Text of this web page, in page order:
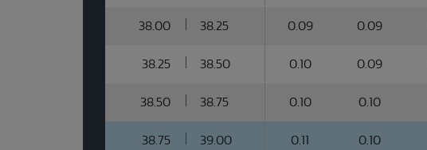
38.00 38.25 0.09 0.09
38.25 38.50 0.10 0.09
38.50 38.75 0.10 0.10
38.75 39.00 0.11 0.10